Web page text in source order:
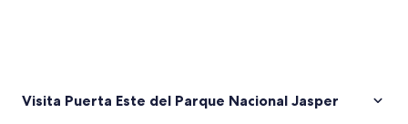
Visita Puerta Este del Parque Nacional Jasper